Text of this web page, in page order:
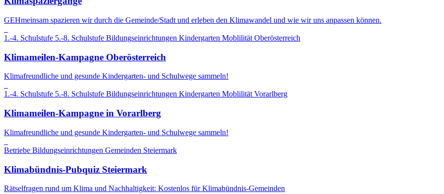
GEHmeinsam spazieren wir durch die Gemeinde/Stadt und erleben den Klimawandel und wie wir uns anpassen können.
1.-4. Schulstufe 5.-8. Schulstufe Bildungseinrichtungen Kindergarten Moblilität Oberösterreich
Klimameilen-Kampagne Oberösterreich
Klimafreundliche und gesunde Kindergarten- und Schulwege sammeln!
1.-4. Schulstufe 5.-8. Schulstufe Bildungseinrichtungen Kindergarten Moblilität Vorarlberg
Klimameilen-Kampagne in Vorarlberg
Klimafreundliche und gesunde Kindergarten- und Schulwege sammeln!
Betriebe Bildungseinrichtungen Gemeinden Steiermark
Klimabündnis-Pubquiz Steiermark
Rätselfragen rund um Klima und Nachhaltigkeit: Kostenlos für Klimabündnis-Gemeinden